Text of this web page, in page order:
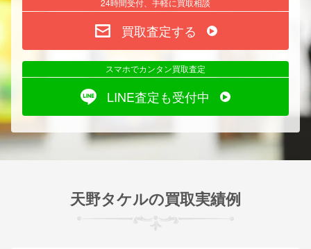
24時間受付、手軽に買取相談
買取査定する
スマホでカンタン買取査定
LINE査定も受付中
天野タケルの買取実績例